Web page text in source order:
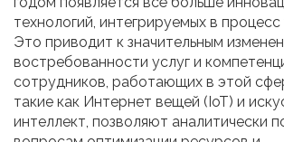
технологий, интегрируемых в процесс
Это приводит к значительным
востребованности услуг и
сотрудников, работающих в этой
такие как Интернет вещей (IoT) и
интеллект, позволяют аналитически